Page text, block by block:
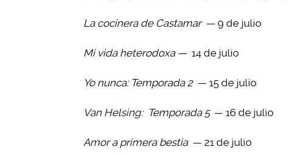
La cocinera de Castamar — 9 de julio
Mi vida heterodoxa — 14 de julio
Yo nunca: Temporada 2 — 15 de julio
Van Helsing: Temporada 5 — 16 de julio
Amor a primera bestia — 21 de julio